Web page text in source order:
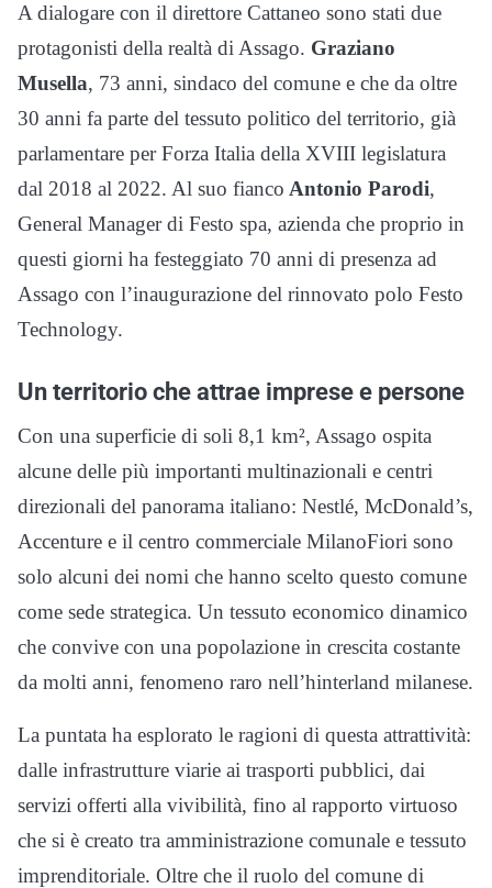
A dialogare con il direttore Cattaneo sono stati due
protagonisti della realtà di Assago. Graziano
Musella, 73 anni, sindaco del comune e che da oltre
30 anni fa parte del tessuto politico del territorio, già
parlamentare per Forza Italia della XVIII legislatura
dal 2018 al 2022. Al suo fianco Antonio Parodi,
General Manager di Festo spa, azienda che proprio in
questi giorni ha festeggiato 70 anni di presenza ad
Assago con l’inaugurazione del rinnovato polo Festo
Technology.
Un territorio che attrae imprese e persone
Con una superficie di soli 8,1 km², Assago ospita
alcune delle più importanti multinazionali e centri
direzionali del panorama italiano: Nestlé, McDonald’s,
Accenture e il centro commerciale MilanoFiori sono
solo alcuni dei nomi che hanno scelto questo comune
come sede strategica. Un tessuto economico dinamico
che convive con una popolazione in crescita costante
da molti anni, fenomeno raro nell’hinterland milanese.
La puntata ha esplorato le ragioni di questa attrattività:
dalle infrastrutture viarie ai trasporti pubblici, dai
servizi offerti alla vivibilità, fino al rapporto virtuoso
che si è creato tra amministrazione comunale e tessuto
imprenditoriale. Oltre che il ruolo del comune di